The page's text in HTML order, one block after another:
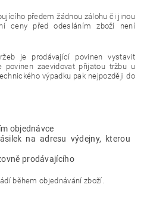
předem žádnou zálohu či jinou
ceny před odesláním zboží není
je prodávající povinen vystavit
povinen zaevidovat přijatou tržbu u
výpadku pak nejpozději do
objednávce
na adresu výdejny, kterou
prodávajícího
během objednávání zboží.